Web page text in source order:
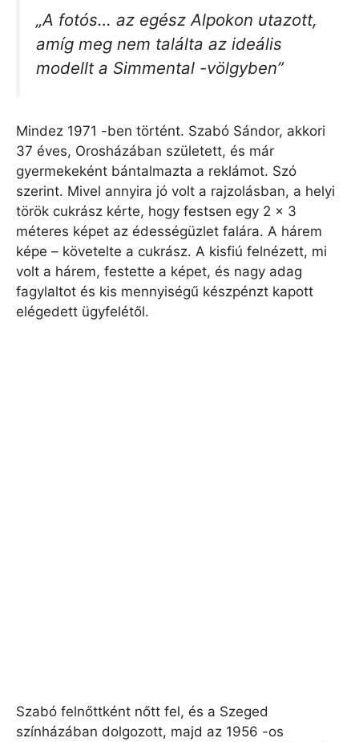
„A fotós… az egész Alpokon utazott,
amíg meg nem találta az ideális
modellt a Simmental -völgyben”
Mindez 1971 -ben történt. Szabó Sándor, akkori
37 éves, Orosházában született, és már
gyermekeként bántalmazta a reklámot. Szó
szerint. Mivel annyira jó volt a rajzolásban, a helyi
török ​​cukrász kérte, hogy festsen egy 2 × 3
méteres képet az édességüzlet falára. A hárem
képe – követelte a cukrász. A kisfiú felnézett, mi
volt a hárem, festette a képet, és nagy adag
fagylaltot és kis mennyiségű készpénzt kapott
elégedett ügyfelétől.
Szabó felnőttként nőtt fel, és a Szeged
színházában dolgozott, majd az 1956 -os